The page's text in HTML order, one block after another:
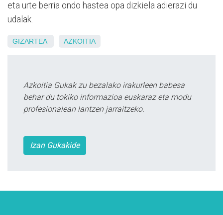
eta urte berria ondo hastea opa dizkiela adierazi du
udalak.
GIZARTEA AZKOITIA
Azkoitia Gukak zu bezalako irakurleen babesa
behar du tokiko informazioa euskaraz eta modu
profesionalean lantzen jarraitzeko.
Izan Gukakide